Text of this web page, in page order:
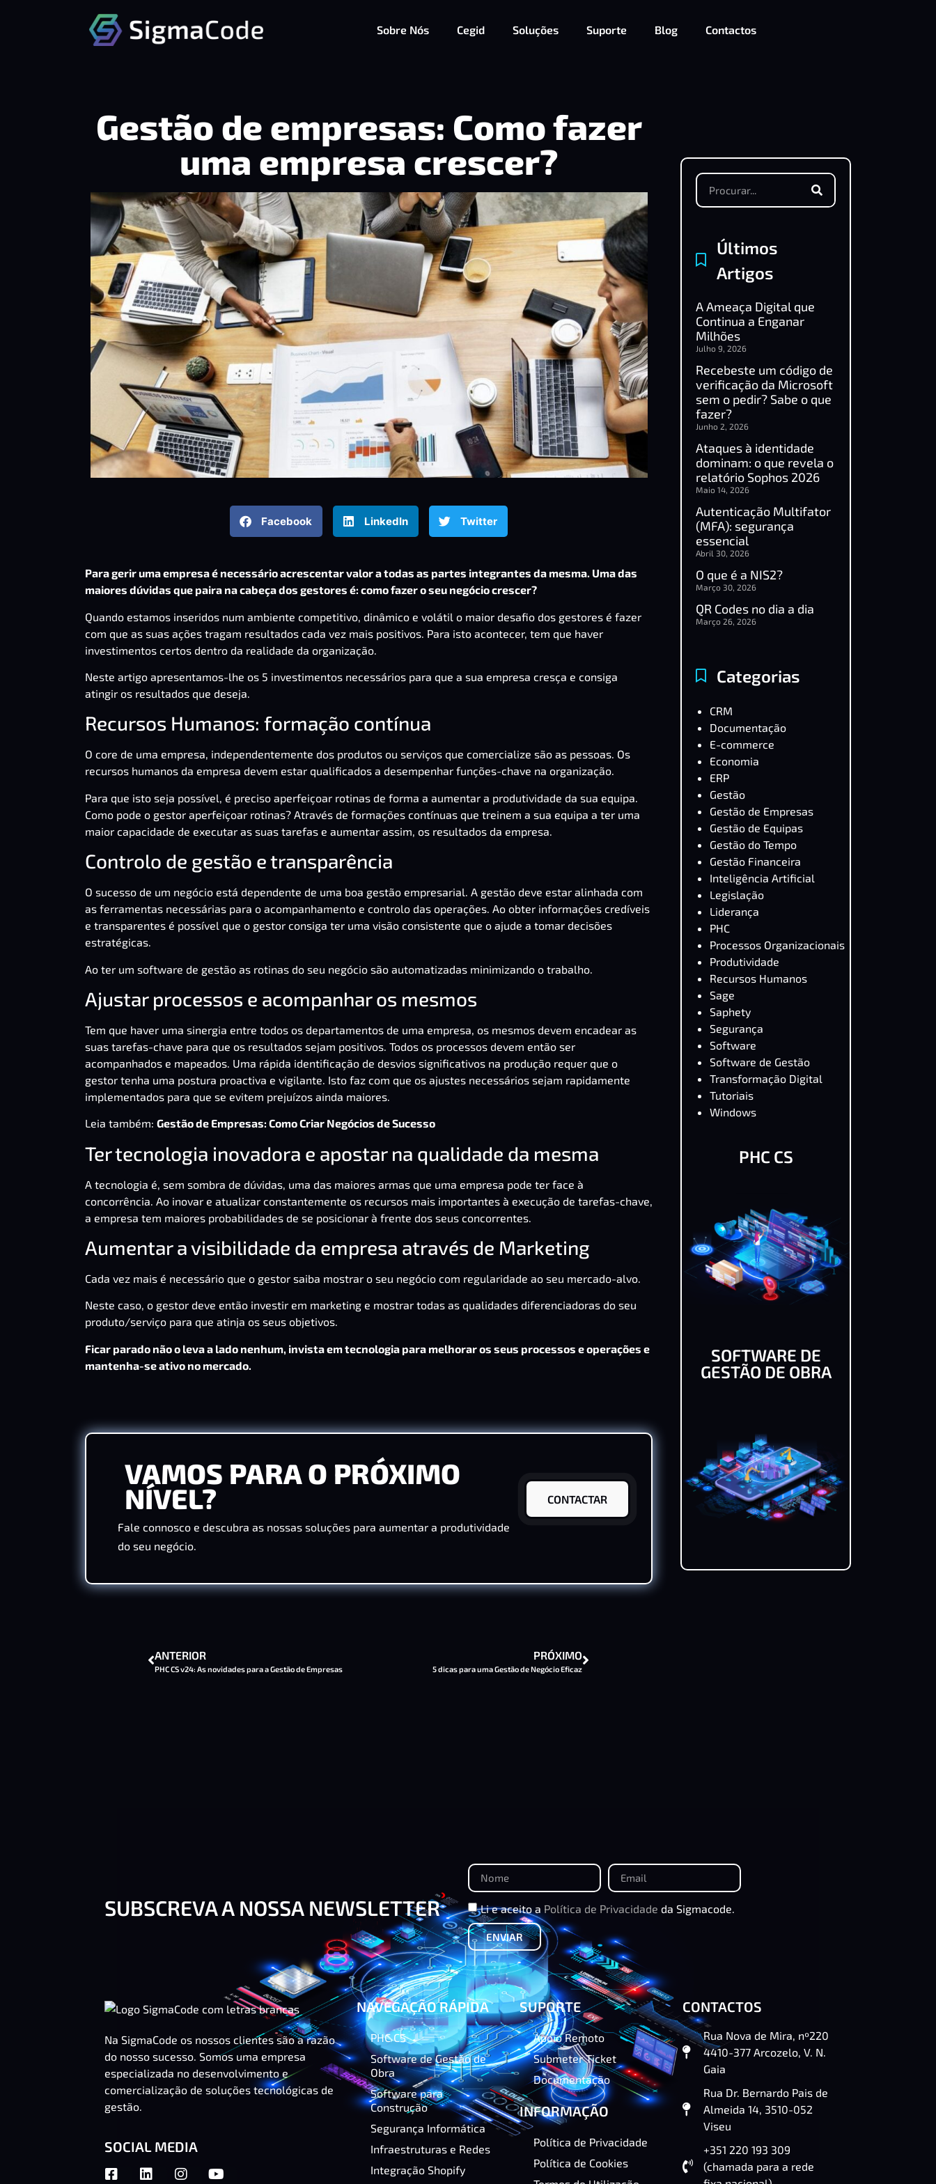
Sobre Nós Cegid Soluções Suporte Blog Contactos
Gestão de empresas: Como fazer
uma empresa crescer?
Facebook LinkedIn Twitter
Para gerir uma empresa é necessário acrescentar valor a todas as partes integrantes da mesma. Uma das
maiores dúvidas que paira na cabeça dos gestores é: como fazer o seu negócio crescer?
Quando estamos inseridos num ambiente competitivo, dinâmico e volátil o maior desafio dos gestores é fazer
com que as suas ações tragam resultados cada vez mais positivos. Para isto acontecer, tem que haver
investimentos certos dentro da realidade da organização.
Neste artigo apresentamos-lhe os 5 investimentos necessários para que a sua empresa cresça e consiga
atingir os resultados que deseja.
Recursos Humanos: formação contínua
O core de uma empresa, independentemente dos produtos ou serviços que comercialize são as pessoas. Os
recursos humanos da empresa devem estar qualificados a desempenhar funções-chave na organização.
Para que isto seja possível, é preciso aperfeiçoar rotinas de forma a aumentar a produtividade da sua equipa
Como pode o gestor aperfeiçoar rotinas? Através de formações contínuas que treinem a sua equipa a ter uma
maior capacidade de executar as suas tarefas e aumentar assim, os resultados da empresa.
Controlo de gestão e transparência
O sucesso de um negócio está dependente de uma boa gestão empresarial. A gestão deve estar alinhada com
as ferramentas necessárias para o acompanhamento e controlo das operações. Ao obter informações credíveis
e transparentes é possível que o gestor consiga ter uma visão consistente que o ajude a tomar decisões
estratégicas.
Ao ter um software de gestão as rotinas do seu negócio são automatizadas minimizando o trabalho.
Ajustar processos e acompanhar os mesmos
Tem que haver uma sinergia entre todos os departamentos de uma empresa, os mesmos devem encadear as
suas tarefas-chave para que os resultados sejam positivos. Todos os processos devem então ser
acompanhados e mapeados. Uma rápida identificação de desvios significativos na produção requer que o
gestor tenha uma postura proactiva e vigilante. Isto faz com que os ajustes necessários sejam rapidamente
implementados para que se evitem prejuízos ainda maiores.
Leia também: Gestão de Empresas: Como Criar Negócios de Sucesso
Ter tecnologia inovadora e apostar na qualidade da mesma
A tecnologia é, sem sombra de dúvidas, uma das maiores armas que uma empresa pode ter face à
concorrência. Ao inovar e atualizar constantemente os recursos mais importantes à execução de tarefas-chave,
a empresa tem maiores probabilidades de se posicionar à frente dos seus concorrentes.
Aumentar a visibilidade da empresa através de Marketing
Cada vez mais é necessário que o gestor saiba mostrar o seu negócio com regularidade ao seu mercado-alvo.
Neste caso, o gestor deve então investir em marketing e mostrar todas as qualidades diferenciadoras do seu
produto/serviço para que atinja os seus objetivos.
Ficar parado não o leva a lado nenhum, invista em tecnologia para melhorar os seus processos e operações e
mantenha-se ativo no mercado.
VAMOS PARA O PRÓXIMO
NÍVEL?
Fale connosco e descubra as nossas soluções para aumentar a produtividade
do seu negócio.
CONTACTAR
ANTERIOR
PHC CS v24: As novidades para a Gestão de Empresas
PRÓXIMO
5 dicas para uma Gestão de Negócio Eficaz
Últimos
Artigos
A Ameaça Digital que
Continua a Enganar
Milhões
Julho 9, 2026
Recebeste um código de
verificação da Microsoft
sem o pedir? Sabe o que
fazer?
Junho 2, 2026
Ataques à identidade
dominam: o que revela o
relatório Sophos 2026
Maio 14, 2026
Autenticação Multifator
(MFA): segurança
essencial
Abril 30, 2026
O que é a NIS2?
Março 30, 2026
QR Codes no dia a dia
Março 26, 2026
Categorias
CRM
Documentação
E-commerce
Economia
ERP
Gestão
Gestão de Empresas
Gestão de Equipas
Gestão do Tempo
Gestão Financeira
Inteligência Artificial
Legislação
Liderança
PHC
Processos Organizacionais
Produtividade
Recursos Humanos
Sage
Saphety
Segurança
Software
Software de Gestão
Transformação Digital
Tutoriais
Windows
PHC CS
SOFTWARE DE
GESTÃO DE OBRA
SUBSCREVA A NOSSA NEWSLETTER Li e aceito a Política de Privacidade da Sigmacode.
ENVIAR
Na SigmaCode os nossos clientes são a razão
do nosso sucesso. Somos uma empresa
especializada no desenvolvimento e
comercialização de soluções tecnológicas de
gestão.
SOCIAL MEDIA
NAVEGAÇÃO RÁPIDA
PHC CS
Software de Gestão de
Obra
Software para
Construção
Segurança Informática
Infraestruturas e Redes
Integração Shopify
SUPORTE
Apoio Remoto
Submeter Ticket
Documentação
INFORMAÇÃO
Política de Privacidade
Política de Cookies
CONTACTOS
Rua Nova de Mira, nº220
4410-377 Arcozelo, V. N.
Gaia
Rua Dr. Bernardo Pais de
Almeida 14, 3510-052
Viseu
+351 220 193 309
(chamada para a rede